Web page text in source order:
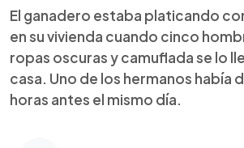
El ganadero estaba platicando
en su vivienda cuando cinco
ropas oscuras y camuflada se lo
casa. Uno de los hermanos había
horas antes el mismo día.